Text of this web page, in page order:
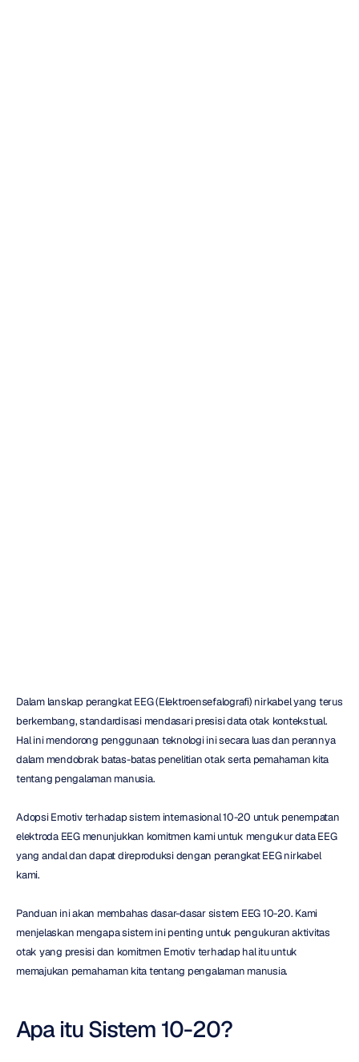
Dalam lanskap perangkat EEG (Elektroensefalografi) nirkabel yang terus
berkembang, standardisasi mendasari presisi data otak kontekstual.
Hal ini mendorong penggunaan teknologi ini secara luas dan perannya
dalam mendobrak batas-batas penelitian otak serta pemahaman kita
tentang pengalaman manusia.
Adopsi Emotiv terhadap sistem internasional 10-20 untuk penempatan
elektroda EEG menunjukkan komitmen kami untuk mengukur data EEG
yang andal dan dapat direproduksi dengan perangkat EEG nirkabel
kami.
Panduan ini akan membahas dasar-dasar sistem EEG 10-20. Kami
menjelaskan mengapa sistem ini penting untuk pengukuran aktivitas
otak yang presisi dan komitmen Emotiv terhadap hal itu untuk
memajukan pemahaman kita tentang pengalaman manusia.
Apa itu Sistem 10-20?